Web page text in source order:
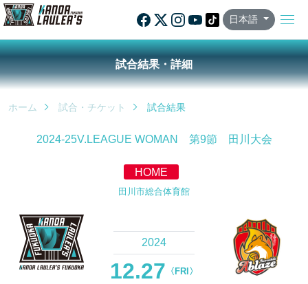
日本語
試合結果・詳細
ホーム 試合・チケット 試合結果
2024-25V.LEAGUE WOMAN 第9節 田川大会
HOME
田川市総合体育館
2024
12.27 〈FRI〉